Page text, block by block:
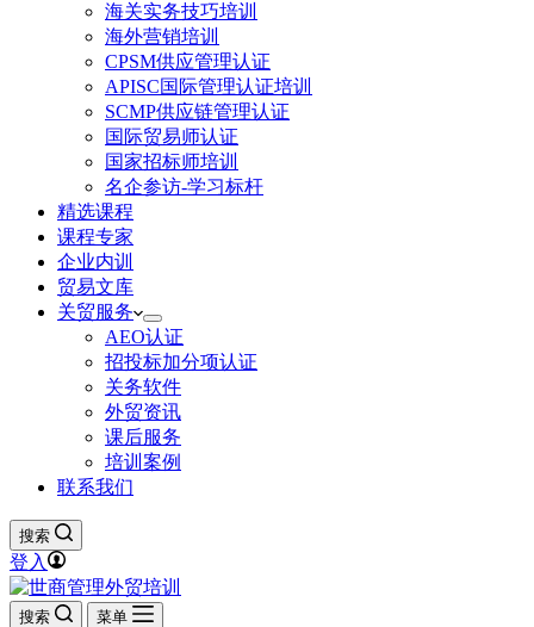
海关实务技巧培训
海外营销培训
CPSM供应管理认证
APISC国际管理认证培训
SCMP供应链管理认证
国际贸易师认证
国家招标师培训
名企参访-学习标杆
精选课程
课程专家
企业内训
贸易文库
关贸服务
AEO认证
招投标加分项认证
关务软件
外贸资讯
课后服务
培训案例
联系我们
搜索
登入
搜索 菜单